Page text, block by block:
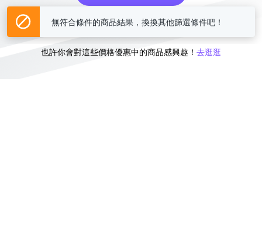
或
也許你會對這些價格優惠中的商品感興趣！ 去逛逛
無符合條件的商品結果，換換其他篩選條件吧！